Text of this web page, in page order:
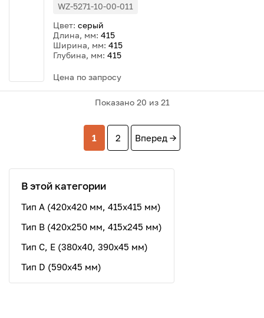
WZ-5271-10-00-011
Цвет: серый
Длина, мм: 415
Ширина, мм: 415
Глубина, мм: 415
Цена по запросу
Показано 20 из 21
1 2 Вперед →
В этой категории
Тип A (420х420 мм, 415х415 мм)
Тип B (420х250 мм, 415х245 мм)
Тип C, E (380х40, 390x45 мм)
Тип D (590х45 мм)